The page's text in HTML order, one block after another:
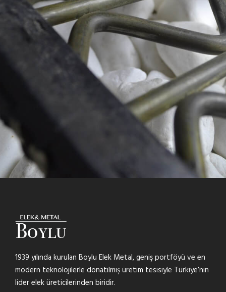
1939 yılında kurulan Boylu Elek Metal, geniş portföyü ve en
modern teknolojilerle donatılmış üretim tesisiyle Türkiye’nin
lider elek üreticilerinden biridir.